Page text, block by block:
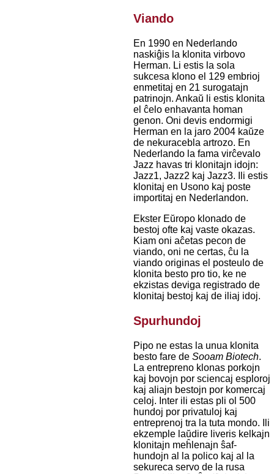
Viando
En 1990 en Nederlando
naskiĝis la klonita virbovo
Herman. Li estis la sola
sukcesa klono el 129 embrioj
enmetitaj en 21 surogatajn
patrinojn. Ankaŭ li estis klonita
el ĉelo enhavanta homan
genon. Oni devis endormigi
Herman en la jaro 2004 kaŭze
de nekuracebla artrozo. En
Nederlando la fama virĉevalo
Jazz havas tri klonitajn idojn:
Jazz1, Jazz2 kaj Jazz3. Ili estis
klonitaj en Usono kaj poste
importitaj en Nederlandon.
Ekster Eŭropo klonado de
bestoj ofte kaj vaste okazas.
Kiam oni aĉetas pecon de
viando, oni ne certas, ĉu la
viando originas el posteulo de
klonita besto pro tio, ke ne
ekzistas deviga registrado de
klonitaj bestoj kaj de iliaj idoj.
Spurhundoj
Pipo ne estas la unua klonita
besto fare deSooam Biotech.
La entrepreno klonas porkojn
kaj bovojn por sciencaj esploroj
kaj aliajn bestojn por komercaj
celoj. Inter ili estas pli ol 500
hundoj por privatuloj kaj
entreprenoj tra la tuta mondo. Ili
ekzemple laŭdire liveris kelkajn
klonitajn meĥlenajn ŝaf-
hundojn al la polico kaj al la
sekureca servo de la rusa